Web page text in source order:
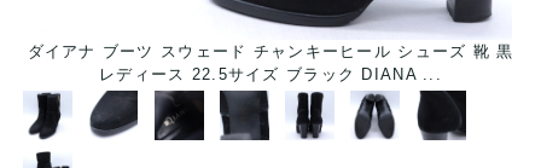
ダイアナ ブーツ スウェード チャンキーヒール シューズ 靴 黒
レディース 22.5サイズ ブラック DIANA ...